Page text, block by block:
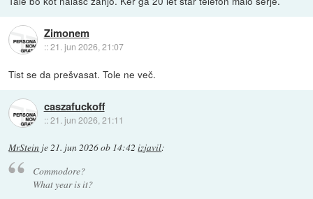
Zimonem
::21. jun 2026, 21:07
Tist se da prešvasat. Tole ne več.
caszafuckoff
::21. jun 2026, 21:11
MrStein je21. jun 2026 ob 14:42 izjavil:
Commodore?
What year is it?